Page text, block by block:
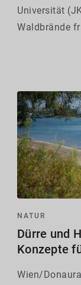
Universität
Waldbrände
Blätterdach
NATUR
Dürre und
Konzepte
Wien/